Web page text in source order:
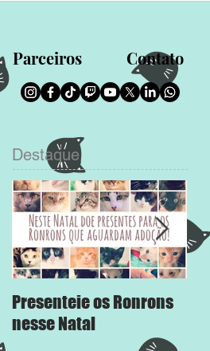
Parceiros Contato
Destaque
Presenteie os Ronrons
nesse Natal